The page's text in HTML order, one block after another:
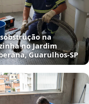
na
no Jardim
Guarulhos‑SP